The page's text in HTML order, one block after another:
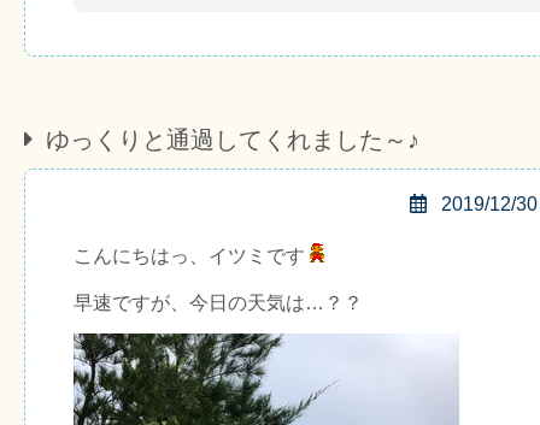
ゆっくりと通過してくれました～♪
2019/12/30
こんにちはっ、イツミです
早速ですが、今日の天気は…？？